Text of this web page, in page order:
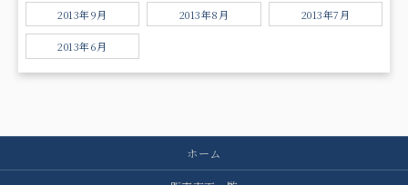
2013年9月 2013年8月 2013年7月
2013年6月
ホーム